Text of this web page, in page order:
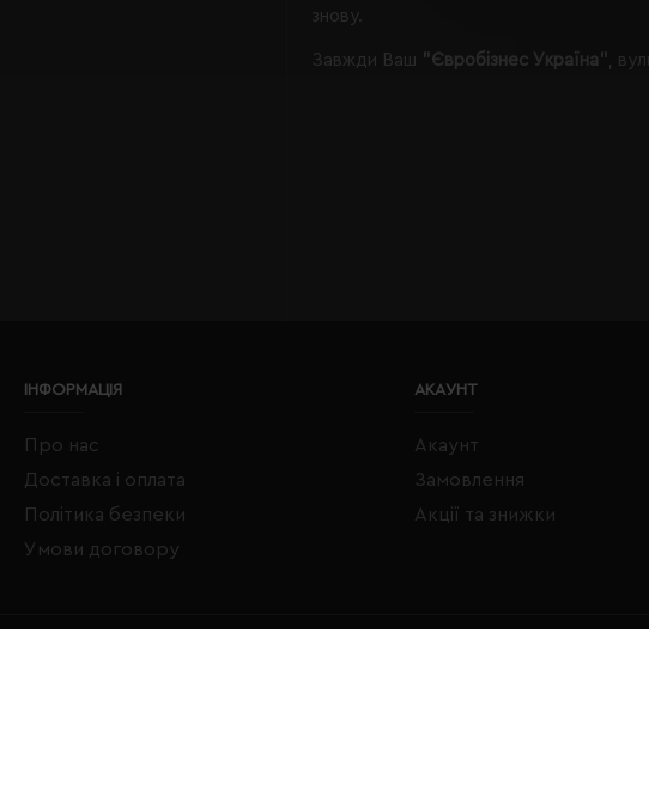
знову.
Завжди Ваш "Євробізнес Україна" ,
ІНФОРМАЦІЯ
Про нас
Доставка і оплата
Політика безпеки
Умови договору
АКАУНТ
Акаунт
Замовлення
Акції та знижки